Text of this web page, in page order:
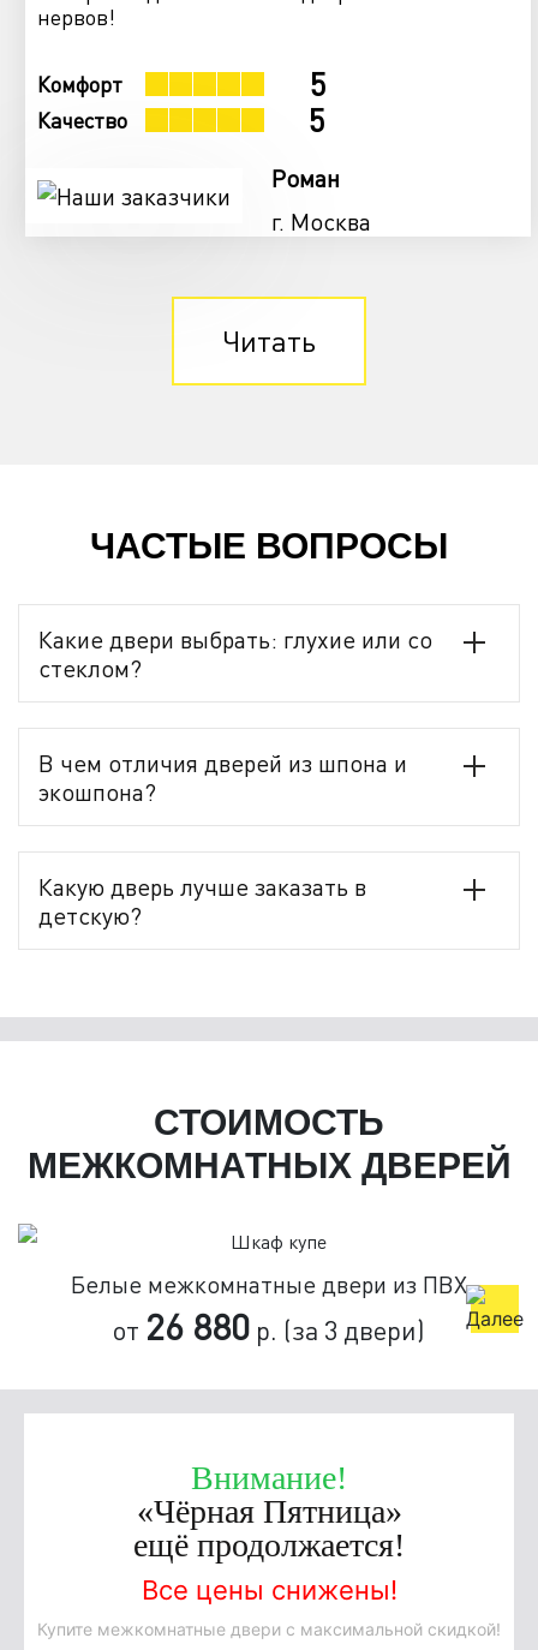
нервов!
Комфорт 5
Качество 5
Роман
г. Москва
Читать
ЧАСТЫЕ ВОПРОСЫ
Какие двери выбрать: глухие или со
стеклом?
В чем отличия дверей из шпона и
экошпона?
Какую дверь лучше заказать в
детскую?
СТОИМОСТЬ
МЕЖКОМНАТНЫХ ДВЕРЕЙ
Белые межкомнатные двери из ПВХ
от 26 880 р. (за 3 двери)
Внимание!
«Чёрная Пятница»
ещё продолжается!
Все цены снижены!
Купите межкомнатные двери с максимальной скидкой!